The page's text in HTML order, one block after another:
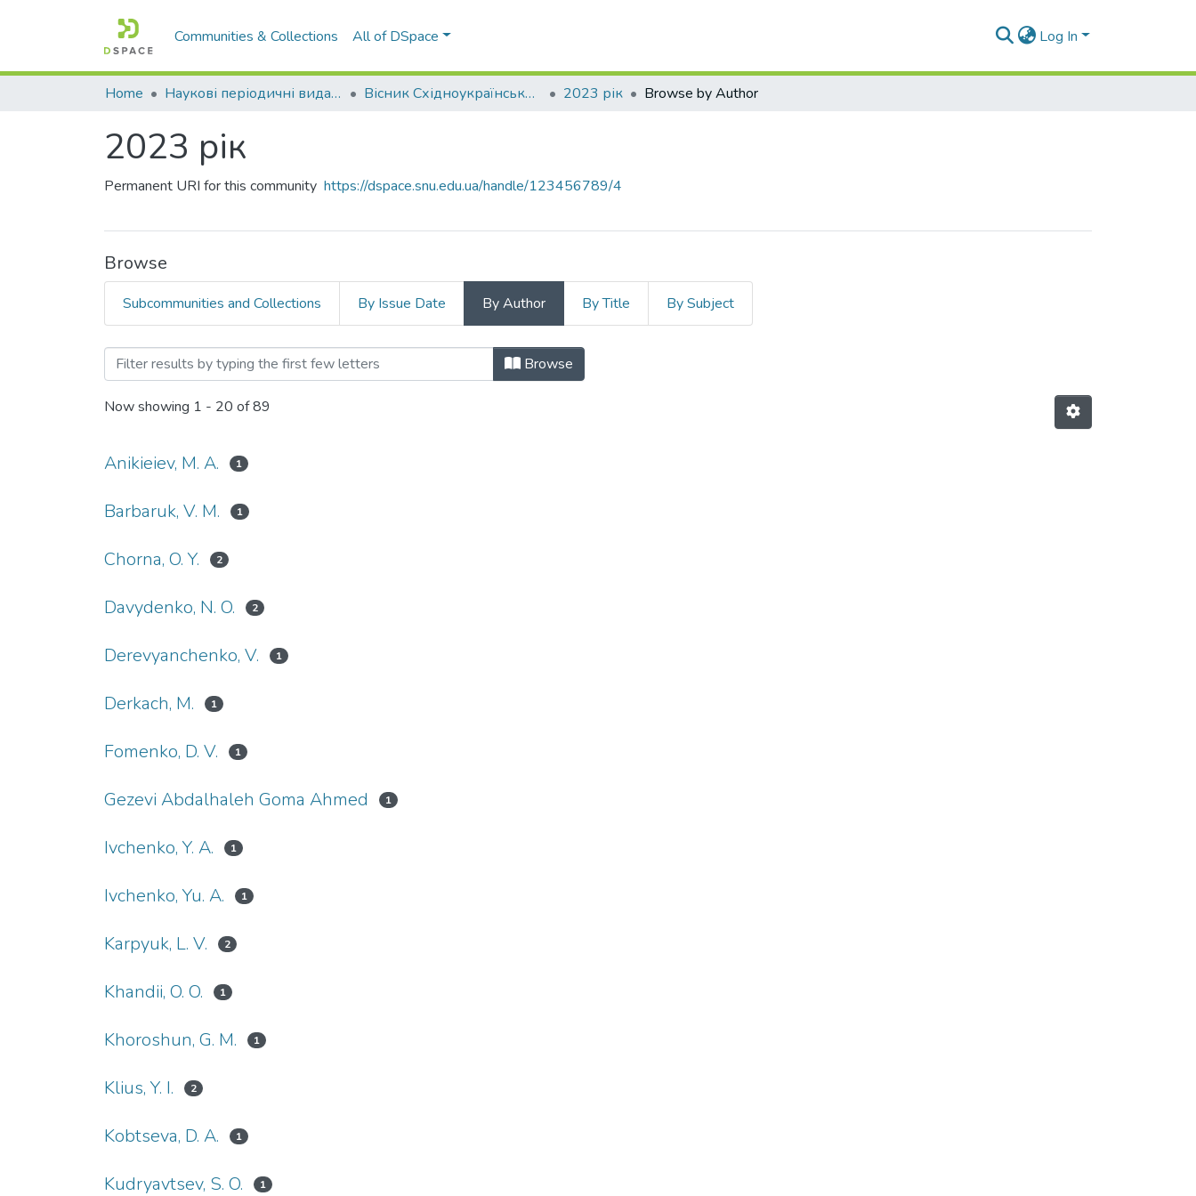
Communities & Collections All of DSpace Log In
Home Наукові періодичні видання СНУ ім. В. Даля Вісник Східноукраїнського національного університету імені В. Даля 2023 рік Browse by Author
2023 рік
Permanent URI for this community https://dspace.snu.edu.ua/handle/123456789/4
Browse
Subcommunities and Collections By Issue Date By Author By Title By Subject
Browsing 2023 рік by Author Browse
Now showing 1 - 20 of 89
Anikieiev, М. А. 1
Barbaruk, V. M. 1
Chorna, O. Y. 2
Davydenko, N. O. 2
Derevyanchenko, V. 1
Derkach, M. 1
Fomenko, D. V. 1
Gezevi Abdalhaleh Goma Ahmed 1
Ivchenko, Y. A. 1
Ivchenko, Yu. A. 1
Karpyuk, L. V. 2
Khandiі, O. O. 1
Khoroshun, G. M. 1
Klius, Y. I. 2
Kobtseva, D. A. 1
Kudryavtsev, S. O. 1